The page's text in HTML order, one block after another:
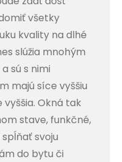
všetky
kvality na dlhé
slúžia mnohým
sú s nimi
majú síce vyššiu
vyššia. Okná tak
stave, funkčné,
svoju
do bytu či